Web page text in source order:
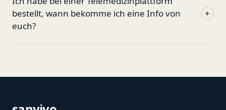
bestellt, wann bekomme ich eine Info von
euch?
+